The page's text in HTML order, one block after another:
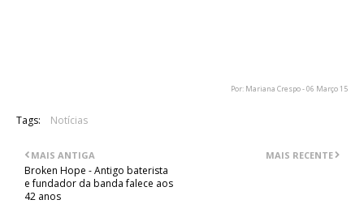
Por: Mariana Crespo - 06 Março 15
Tags: Notícias
MAIS RECENTE
MAIS ANTIGA
Broken Hope - Antigo baterista
e fundador da banda falece aos
42 anos